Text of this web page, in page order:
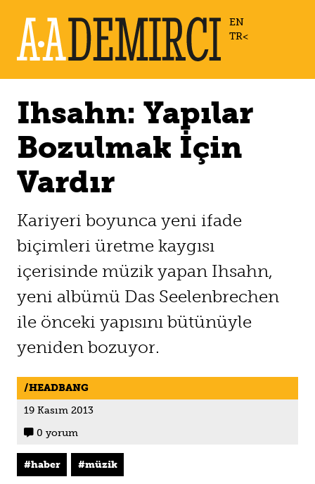
EN
TR
Ihsahn: Yapılar
Bozulmak İçin
Vardır
Kariyeri boyunca yeni ifade
biçimleri üretme kaygısı
içerisinde müzik yapan Ihsahn,
yeni albümü Das Seelenbrechen
ile önceki yapısını bütünüyle
yeniden bozuyor.
HEADBANG
19 Kasım 2013
0 yorum
haber müzik